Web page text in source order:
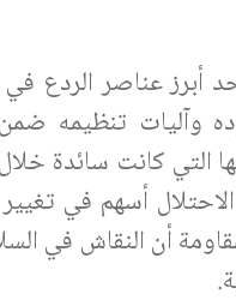
شكّلت المقاومة أحد أبرز
تنظيمه ضمن
التي كانت سائدة
أسهم في
أن النقاش في
.